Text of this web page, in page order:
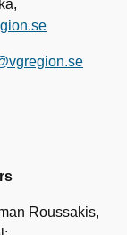
Roussakis,